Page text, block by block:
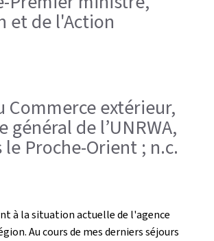
et de l'Action
Commerce extérieur,
de l’UNRWA,
Proche-Orient ; n.c.
à la situation actuelle de l'agence
Au cours de mes derniers séjours